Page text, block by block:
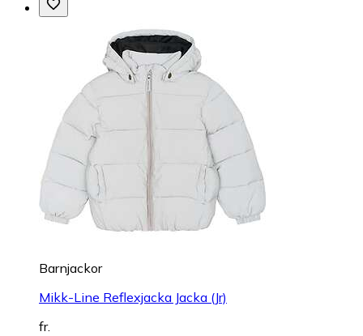
Barnjackor
Mikk-Line Reflexjacka Jacka (Jr)
fr.